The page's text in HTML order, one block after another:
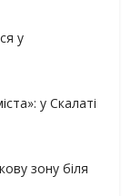
у
у Скалаті
зону біля